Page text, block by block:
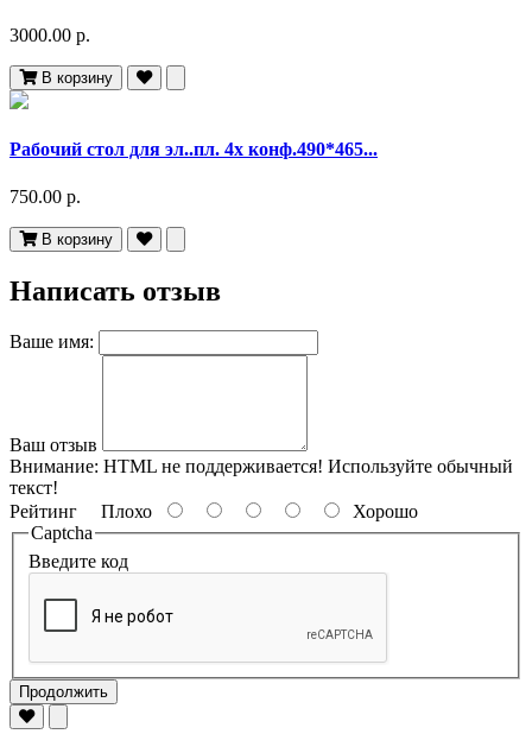
3000.00 р.
В корзину
Рабочий стол для эл..пл. 4х конф.490*465...
750.00 р.
В корзину
Написать отзыв
Ваше имя:
Ваш отзыв
Внимание: HTML не поддерживается! Используйте обычный
текст!
Рейтинг Плохо
Хорошо
Captcha
Введите код
Продолжить